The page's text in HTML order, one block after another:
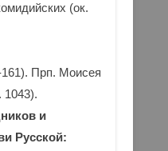
(ок.
Прп. Моисея
1043).
и
Русской: